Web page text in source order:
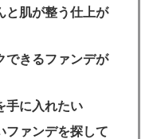
と肌が整う仕上が
できるファンデが
手に入れたい
ファンデを探して